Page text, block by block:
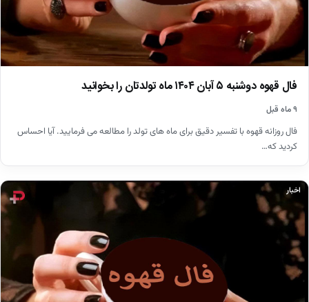
فال قهوه دوشنبه ۵ آبان ۱۴۰۴ ماه تولدتان را بخوانید
۹ ماه قبل
فال روزانه قهوه با تفسیر دقیق برای ماه های تولد را مطالعه می فرمایید. آیا احساس
کردید که…
اخبار